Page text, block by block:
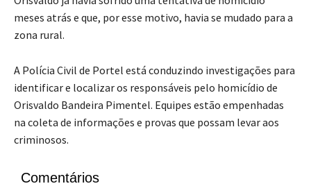
meses atrás e que, por esse motivo, havia se mudado para a
zona rural.
A Polícia Civil de Portel está conduzindo investigações para
identificar e localizar os responsáveis pelo homicídio de
Orisvaldo Bandeira Pimentel. Equipes estão empenhadas
na coleta de informações e provas que possam levar aos
criminosos.
Comentários